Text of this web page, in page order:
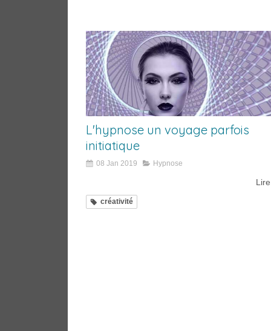
L'hypnose un voyage parfois
initiatique
08 Jan 2019 Hypnose
créativité